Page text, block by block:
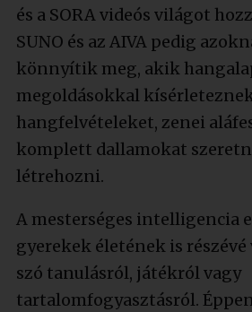
és a SORA videós világot
SUNO és az AIVA pedig
könnyítik meg, akik
megoldásokkal
hangfelvételeket, zenei
komplett dallamokat
létrehozni.
A mesterséges intelligencia
gyerekek életének is
szó tanulásról, játékról vagy
tartalomfogyasztásról.